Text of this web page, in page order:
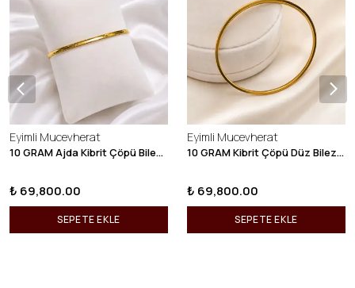
Eyimli Mucevherat
10 GRAM Ajda Kibrit Çöpü Bilezik 22 Ayar 22BLZ003
₺ 69,800.00
SEPETE EKLE
Eyimli Mucevherat
10 GRAM Kibrit Çöpü Düz Bilezik 22 Ayar 22BLZ001
₺ 69,800.00
SEPETE EKLE